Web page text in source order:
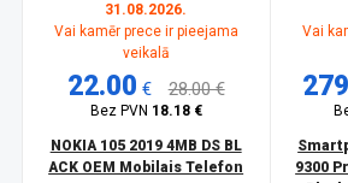
31.08.2026.
Vai kamēr prece ir pieejama
veikalā
22.00 € 28.00 €
Bez PVN 18.18 €
NOKIA 105 2019 4MB DS BL
ACK OEM Mobilais Telefon
Vai
9300